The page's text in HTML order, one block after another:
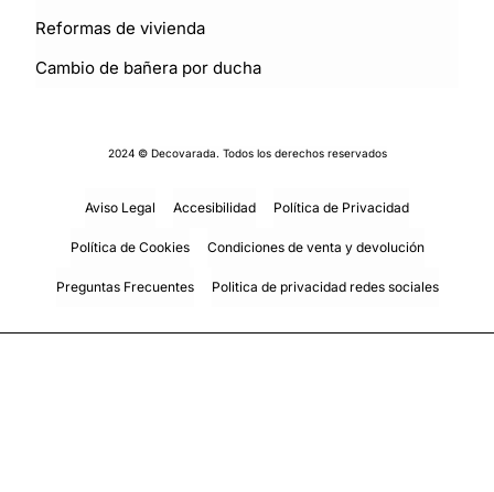
Reformas de vivienda
Cambio de bañera por ducha
Aviso Legal Accesibilidad Política de Privacidad
Política de Cookies Condiciones de venta y devolución
Preguntas Frecuentes Politica de privacidad redes sociales
2024 © Decovarada. Todos los derechos reservados